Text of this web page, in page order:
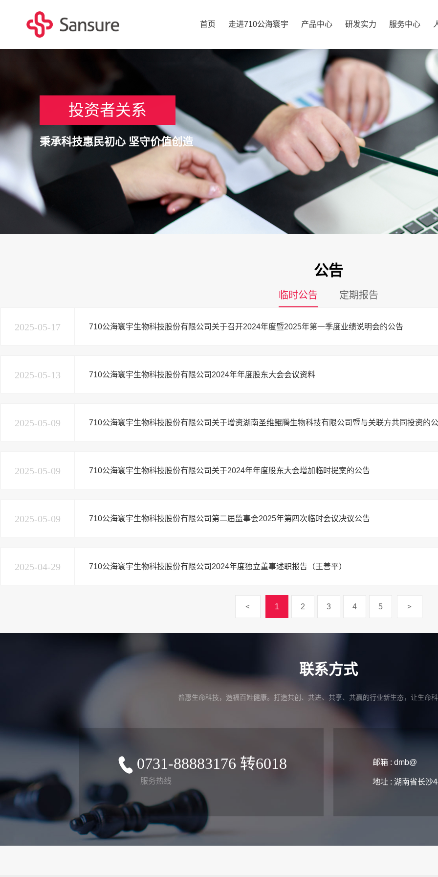
首页 走进710公海寰宇 产品中心 研发实力 服务中心
投资者关系
秉承科技惠民初心 坚守价值创造
公告
临时公告 定期报告
2025-05-17 710公海寰宇生物科技股份有限公司关于召开2024年度暨2025年第一季度业绩说明会的公告
2025-05-13 710公海寰宇生物科技股份有限公司2024年年度股东大会会议资料
2025-05-09 710公海寰宇生物科技股份有限公司关于增资湖南圣维鲲腾生物科技有限公司暨与关联方共同投资的
2025-05-09 710公海寰宇生物科技股份有限公司关于2024年年度股东大会增加临时提案的公告
2025-05-09 710公海寰宇生物科技股份有限公司第二届监事会2025年第四次临时会议决议公告
2025-04-29 710公海寰宇生物科技股份有限公司2024年度独立董事述职报告（王善平）
< 1 2 3 4 5 >
联系方式
普惠生命科技，造福百姓健康。打造共创、共进、共享、共赢的行业新生态，让生命
0731-88883176 转6018
服务热线
邮箱 : dmb@
地址 : 湖南省长沙